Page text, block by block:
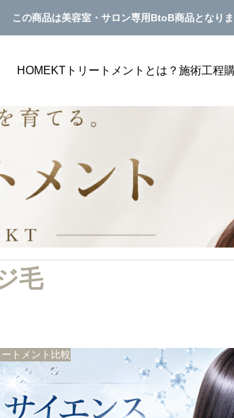
この商品は美容室・サロン専用BtoB商品となり
HOMEKTトリートメントとは？ 施術工程
がるメニュー表
解説
美容室の単価アップにつな
PILATES
毛
ートメント比較